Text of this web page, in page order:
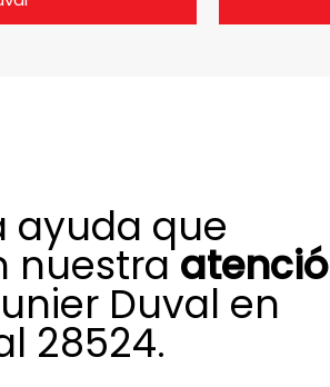
ayuda que
nuestra
Duval en
28524.